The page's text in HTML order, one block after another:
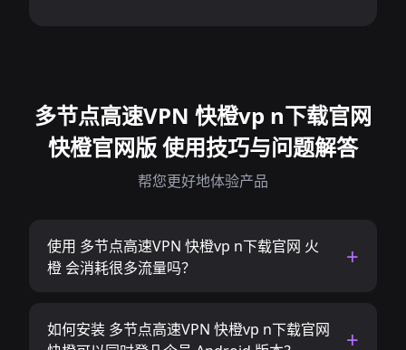
多节点高速VPN 快橙vp n下载官网
快橙官网版 使用技巧与问题解答
帮您更好地体验产品
使用 多节点高速VPN 快橙vp n下载官网 火
橙 会消耗很多流量吗？
如何安装 多节点高速VPN 快橙vp n下载官网